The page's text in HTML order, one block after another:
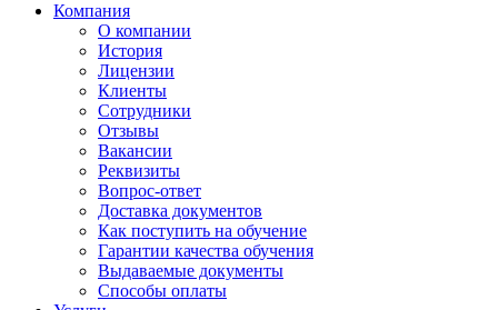
Компания
О компании
История
Лицензии
Клиенты
Сотрудники
Отзывы
Вакансии
Реквизиты
Вопрос-ответ
Доставка документов
Как поступить на обучение
Гарантии качества обучения
Выдаваемые документы
Способы оплаты